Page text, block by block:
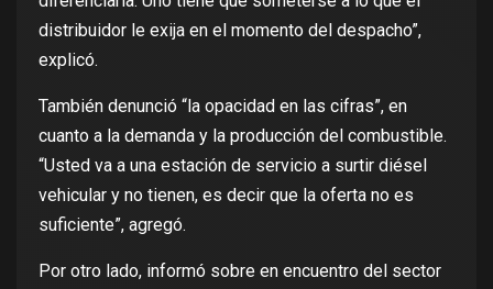
distribuidor le exija en el momento del despacho”,
explicó.
También denunció “la opacidad en las cifras”, en
cuanto a la demanda y la producción del combustible.
“Usted va a una estación de servicio a surtir diésel
vehicular y no tienen, es decir que la oferta no es
suficiente”, agregó.
Por otro lado, informó sobre en encuentro del sector